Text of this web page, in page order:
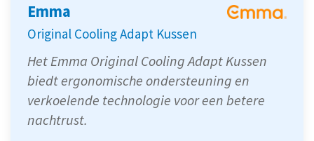
Emma
Original Cooling Adapt Kussen
Het Emma Original Cooling Adapt Kussen
biedt ergonomische ondersteuning en
verkoelende technologie voor een betere
nachtrust.